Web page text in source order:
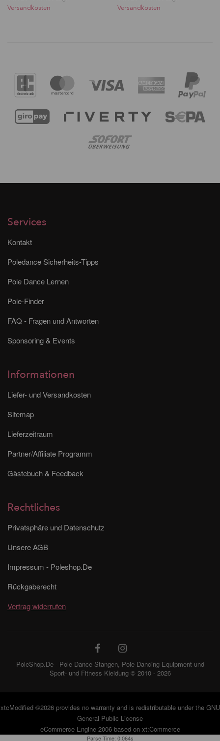
Versandkosten
Versandkosten
Services
Kontakt
Poledance Sicherheits-Tipps
Pole Dance Lernen
Pole-Finder
FAQ - Fragen und Antworten
Sponsoring & Events
Informationen
Liefer- und Versandkosten
Sitemap
Lieferzeitraum
Partner/Affiliate Programm
Gästebuch & Feedback
Rechtliches
Privatsphäre und Datenschutz
Unsere AGB
Impressum - Poleshop.De
Rückgaberecht
Vertrag widerrufen
PoleShop.De - Pole Dance Stangen, Pole Dancing Equipment und
Sport- und Fitness Kleidung © 2010 - 2026
xtcModified©2026 provides no warranty and is redistributable under the GNU
General Public License
eCommerce Engine 2006 based on xt:Commerce
Parse Time: 0.064s